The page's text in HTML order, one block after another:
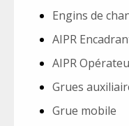
Engins de
AIPR
AIPR
Grues
Grue mobile